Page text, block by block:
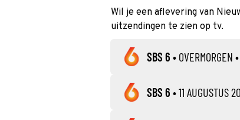
Wil je een aflevering van
uitzendingen te zien op tv.
SBS 6 • OVERMORGEN
SBS 6 •11 AUGUSTUS